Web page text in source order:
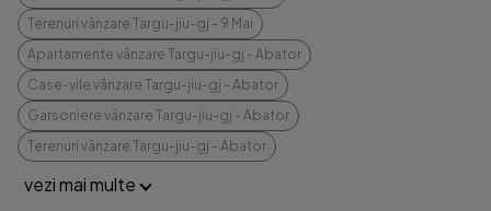
Terenuri vânzare Targu-jiu-gj - 9 Mai
Apartamente vânzare Targu-jiu-gj - Abator
Case-vile vânzare Targu-jiu-gj - Abator
Garsoniere vânzare Targu-jiu-gj - Abator
Terenuri vânzare Targu-jiu-gj - Abator
vezi mai multe